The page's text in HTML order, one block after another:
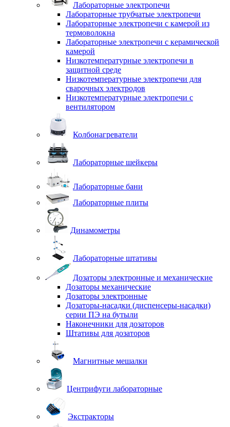
Лабораторные электропечи
Лабораторные трубчатые электропечи
Лабораторные электропечи с камерой из
термоволокна
Лабораторные электропечи с керамической
камерой
Низкотемпературные электропечи в
защитной среде
Низкотемпературные электропечи для
cварочных электродов
Низкотемпературные электропечи с
вентилятором
Колбонагреватели
Лабораторные шейкеры
Лабораторные бани
Лабораторные плиты
Динамометры
Лабораторные штативы
Дозаторы электронные и механические
Дозаторы механические
Дозаторы электронные
Дозаторы-насадки (диспенсеры-насадки)
серии ПЭ на бутыли
Наконечники для дозаторов
Штативы для дозаторов
Магнитные мешалки
Центрифуги лабораторные
Экстракторы